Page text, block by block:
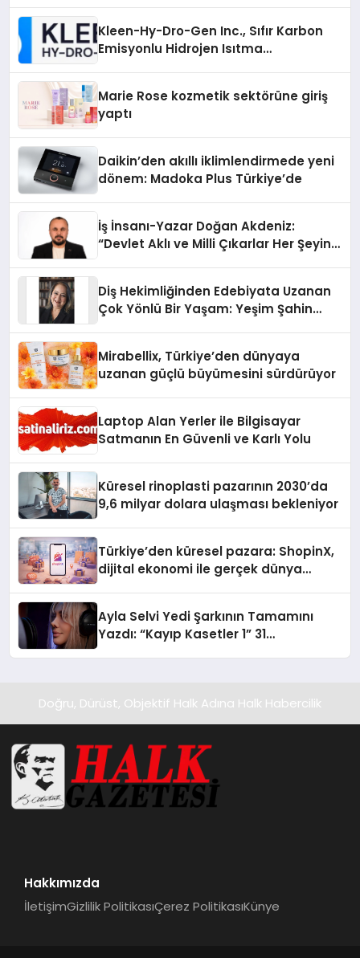
Kleen-Hy-Dro-Gen Inc., Sıfır Karbon
Emisyonlu Hidrojen Isıtma
Marie Rose kozmetik sektörüne giriş
yaptı
Daikin’den akıllı iklimlendirmede yeni
dönem: Madoka Plus Türkiye’de
İş İnsanı-Yazar Doğan Akdeniz:
“Devlet Aklı ve Milli Çıkarlar Her Şeyin
Diş Hekimliğinden Edebiyata Uzanan
Çok Yönlü Bir Yaşam: Yeşim Şahin
Mirabellix, Türkiye’den dünyaya
uzanan güçlü büyümesini sürdürüyor
Laptop Alan Yerler ile Bilgisayar
Satmanın En Güvenli ve Karlı Yolu
Küresel rinoplasti pazarının 2030’da
9,6 milyar dolara ulaşması bekleniyor
Türkiye’den küresel pazara: ShopinX,
dijital ekonomi ile gerçek dünya
Ayla Selvi Yedi Şarkının Tamamını
Yazdı: “Kayıp Kasetler 1” 31
Doğru, Dürüst, Objektif Halk Adına Halk Habercilik
Hakkımızda
İletişimGizlilik PolitikasıÇerez PolitikasıKünye